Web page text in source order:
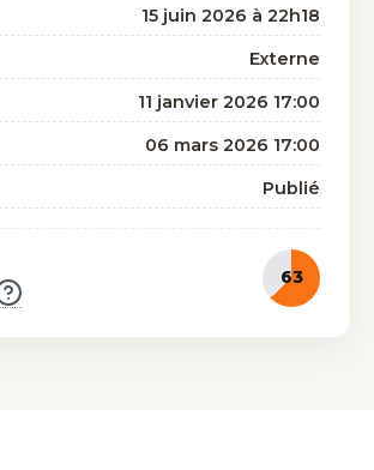
15 juin 2026 à 22h18
Externe
11 janvier 2026 17:00
06 mars 2026 17:00
Publié
63